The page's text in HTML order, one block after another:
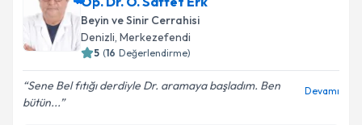
Beyin ve Sinir Cerrahisi
Denizli, Merkezefendi
5 (16 Değerlendirme)
Sene Bel fıtığı derdiyle Dr. aramaya başladım. Ben
bütün...
Devamı